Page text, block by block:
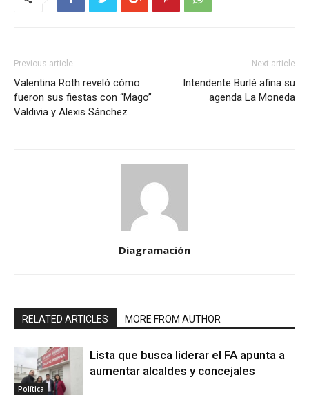
Previous article
Valentina Roth reveló cómo
fueron sus fiestas con “Mago”
Valdivia y Alexis Sánchez
Next article
Intendente Burlé afina su
agenda La Moneda
Diagramación
RELATED ARTICLES MORE FROM AUTHOR
Política
Lista que busca liderar el FA apunta a
aumentar alcaldes y concejales